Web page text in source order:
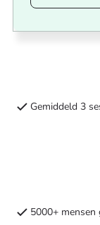
Gemiddeld 3
5000+ mensen